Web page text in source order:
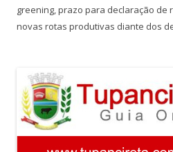
greening, prazo para declaração
novas rotas produtivas diante dos